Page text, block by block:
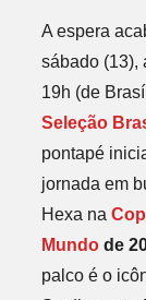
A espera
sábado (13),
19h (de
Seleção
pontapé
jornada em
Hexa na
Mundode
palco é o